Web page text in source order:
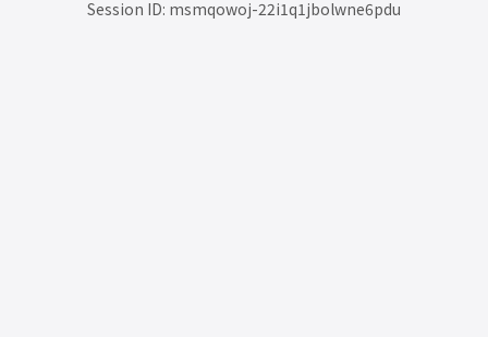
Session ID: msmqowoj-22i1q1jbolwne6pdu